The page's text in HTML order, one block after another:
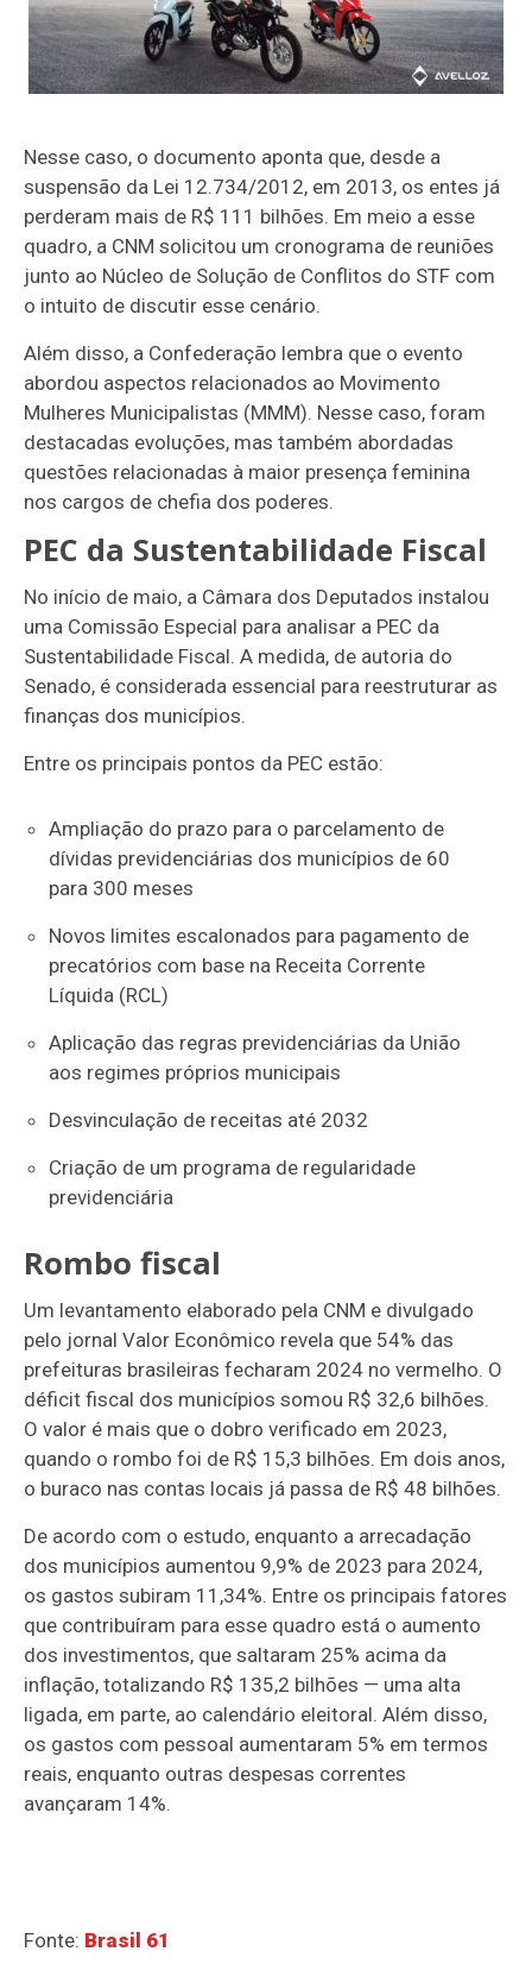
Nesse caso, o documento aponta que, desde a
suspensão da Lei 12.734/2012, em 2013, os entes já
perderam mais de R$ 111 bilhões. Em meio a esse
quadro, a CNM solicitou um cronograma de reuniões
junto ao Núcleo de Solução de Conflitos do STF com
o intuito de discutir esse cenário.
Além disso, a Confederação lembra que o evento
abordou aspectos relacionados ao Movimento
Mulheres Municipalistas (MMM). Nesse caso, foram
destacadas evoluções, mas também abordadas
questões relacionadas à maior presença feminina
nos cargos de chefia dos poderes.
PEC da Sustentabilidade Fiscal
No início de maio, a Câmara dos Deputados instalou
uma Comissão Especial para analisar a PEC da
Sustentabilidade Fiscal. A medida, de autoria do
Senado, é considerada essencial para reestruturar as
finanças dos municípios.
Entre os principais pontos da PEC estão:
Ampliação do prazo para o parcelamento de
dívidas previdenciárias dos municípios de 60
para 300 meses
Novos limites escalonados para pagamento de
precatórios com base na Receita Corrente
Líquida (RCL)
Aplicação das regras previdenciárias da União
aos regimes próprios municipais
Desvinculação de receitas até 2032
Criação de um programa de regularidade
previdenciária
Rombo fiscal
Um levantamento elaborado pela CNM e divulgado
pelo jornal Valor Econômico revela que 54% das
prefeituras brasileiras fecharam 2024 no vermelho. O
déficit fiscal dos municípios somou R$ 32,6 bilhões.
O valor é mais que o dobro verificado em 2023,
quando o rombo foi de R$ 15,3 bilhões. Em dois anos,
o buraco nas contas locais já passa de R$ 48 bilhões.
De acordo com o estudo, enquanto a arrecadação
dos municípios aumentou 9,9% de 2023 para 2024,
os gastos subiram 11,34%. Entre os principais fatores
que contribuíram para esse quadro está o aumento
dos investimentos, que saltaram 25% acima da
inflação, totalizando R$ 135,2 bilhões — uma alta
ligada, em parte, ao calendário eleitoral. Além disso,
os gastos com pessoal aumentaram 5% em termos
reais, enquanto outras despesas correntes
avançaram 14%.
Fonte: Brasil 61